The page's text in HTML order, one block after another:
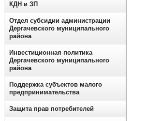
КДН и ЗП
Отдел субсидии администрации
Дергачевского муниципального
района
Инвестиционная политика
Дергачевского муниципального
района
Поддержка субъектов малого
предпринимательства
Защита прав потребителей